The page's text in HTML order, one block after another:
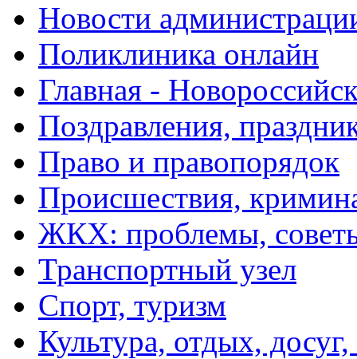
Новости
Поликлиника онлайн
Главная -
Поздравления,
Право и правопорядок
Происшествия,
ЖКХ: проблемы,
Транспортный узел
Спорт, туризм
Культура, отдых,